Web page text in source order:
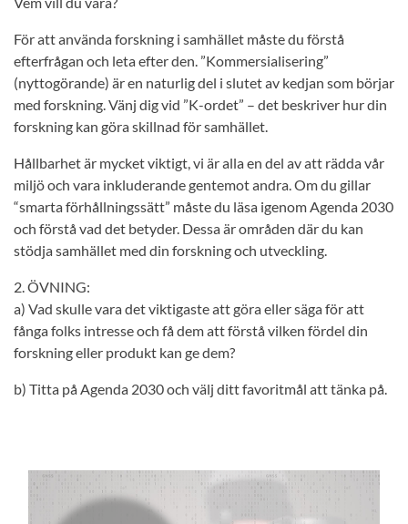
För att använda forskning i samhället måste du förstå
efterfrågan och leta efter den. ”Kommersialisering”
(nyttogörande) är en naturlig del i slutet av kedjan som börjar
med forskning. Vänj dig vid ”K-ordet” – det beskriver hur din
forskning kan göra skillnad för samhället.
Hållbarhet är mycket viktigt, vi är alla en del av att rädda vår
miljö och vara inkluderande gentemot andra. Om du gillar
“smarta förhållningssätt” måste du läsa igenom Agenda 2030
och förstå vad det betyder. Dessa är områden där du kan
stödja samhället med din forskning och utveckling.
2. ÖVNING:
a) Vad skulle vara det viktigaste att göra eller säga för att
fånga folks intresse och få dem att förstå vilken fördel din
forskning eller produkt kan ge dem?
b) Titta på Agenda 2030 och välj ditt favoritmål att tänka på.